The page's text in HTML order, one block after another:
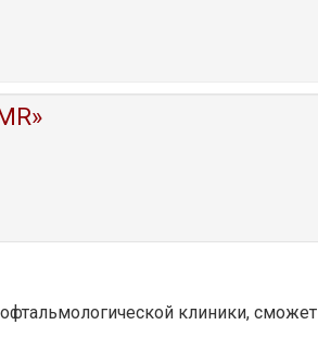
клиники, сможет